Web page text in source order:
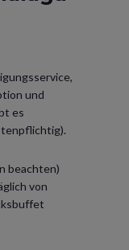
und
es
beachten)
von